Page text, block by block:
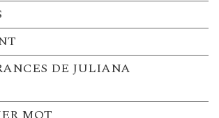
DE JULIANA